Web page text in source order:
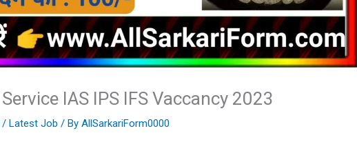
IAS IPS IFS Vaccancy 2023
/Latest Job / ByAllSarkariForm0000